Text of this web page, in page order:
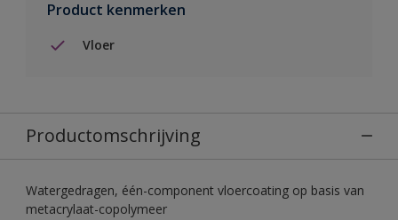
Product kenmerken
Vloer
Productomschrijving
Watergedragen, één-component vloercoating op basis van
metacrylaat-copolymeer